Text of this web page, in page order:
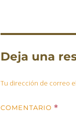
Deja una
Tu dirección de correo
COMENTARIO *